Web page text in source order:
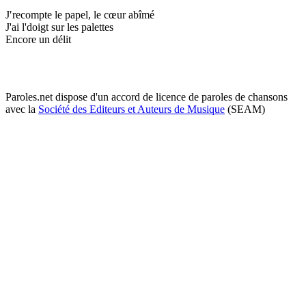
J′recompte le papel, le cœur abîmé
J'ai l'doigt sur les palettes
Encore un délit
Paroles.net dispose d'un accord de licence de paroles de chansons
avec la Société des Editeurs et Auteurs de Musique (SEAM)